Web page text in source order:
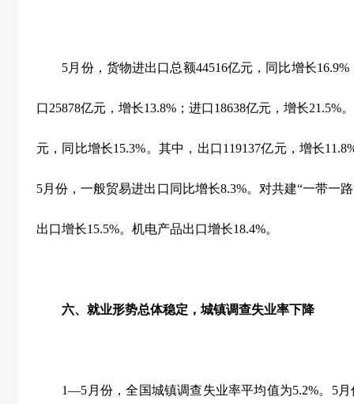
5月份，货物进出口总额44516亿元，同比增长16.9%
口25878亿元，增长13.8% ；进口18638亿元，增长21.5%。
元，同比增长15.3%。其中，出口119137亿元，增长
5月份，一般贸易进出口同比增长8.3%。对共建“一带一
出口增长15.5%。机电产品出口增长18.4%。
六、就业形势总体稳定，城镇调查失业率下降
1—5 月份，全国城镇调查失业率平均值为5.2%。 5月